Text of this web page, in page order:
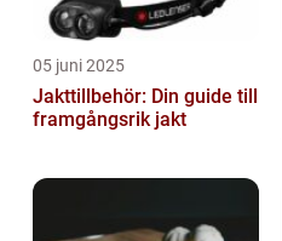
05 juni 2025
Jakttillbehör: Din guide till
framgångsrik jakt